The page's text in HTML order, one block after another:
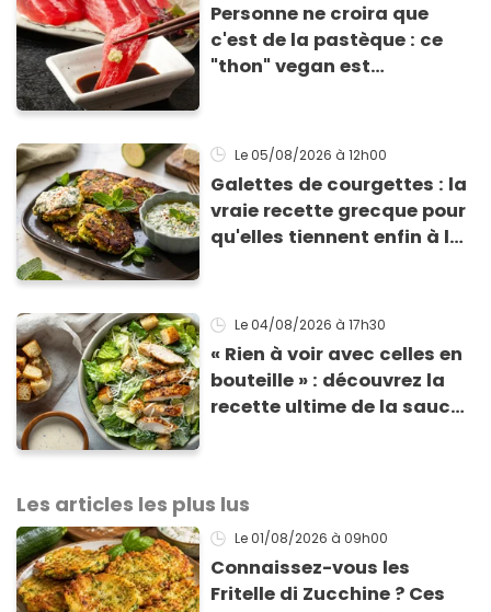
Personne ne croira que
c'est de la pastèque : ce
"thon" vegan est
Le 05/08/2026 à 12h00
Galettes de courgettes : la
vraie recette grecque pour
qu'elles tiennent enfin à la
Le 04/08/2026 à 17h30
« Rien à voir avec celles en
bouteille » : découvrez la
recette ultime de la sauce
Les articles les plus lus
Le 01/08/2026 à 09h00
Connaissez-vous les
Fritelle di Zucchine ? Ces